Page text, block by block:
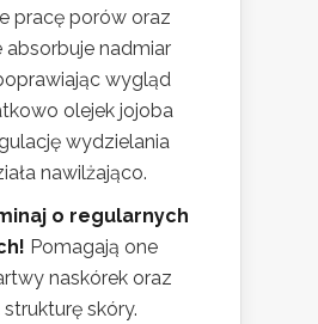
pracę porów oraz
absorbuje nadmiar
wygląd
olejek jojoba
wydzielania
nawilżająco.
o regularnych
Pomagają one
naskórek oraz
skóry.